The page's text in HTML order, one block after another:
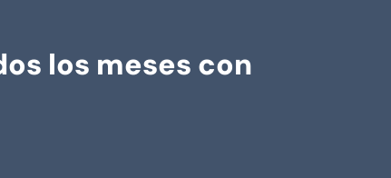
los meses con